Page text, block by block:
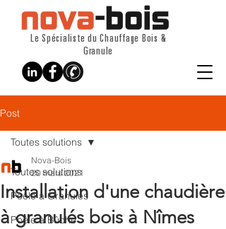
Le Spécialiste du Chauffage Bois &
Granule
Post
Toutes solutions
Poêle à Granulés
Poêle à Bûche
Toutes solutions
Installation d'une chaudière
à granulés bois à Nîmes
Nova-Bois
20 mars 2021